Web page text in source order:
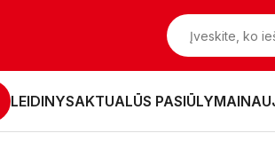
LEIDINYSAKTUALŪS PASIŪLYMAI